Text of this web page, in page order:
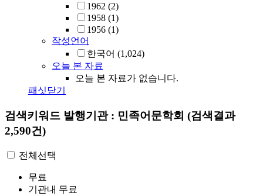
1962 (2)
1958 (1)
1956 (1)
작성언어
한국어 (1,024)
오늘 본 자료
오늘 본 자료가 없습니다.
패싯닫기
검색키워드 발행기관 : 민족어문학회 (검색결과
2,590건)
전체선택
무료
기관내 무료